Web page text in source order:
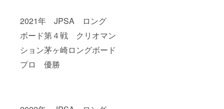
2021年 JPSA ロング
ボード第４戦 クリオマン
ション茅ヶ崎ロングボード
プロ 優勝